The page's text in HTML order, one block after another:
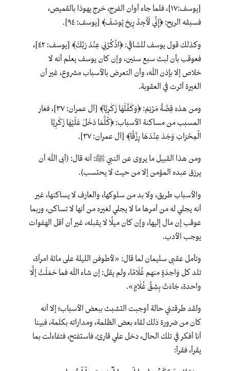
[يوسف:١٧]، فلما جاء أوان الفرج، خرج يهوذا بالقميص،
فسبقه الريح: ﴿إِنِّي لَأَجِدُ رِيحَ يُوسُفَ﴾ [يوسف: ٩٤].
وكذلك قول يوسف للسَّاقي: ﴿اذْكُرْنِي عِنْدَ رَبِّكَ﴾ [يوسف: ٤٢]،
فعوقب بأن لبث سبع سنين، وإن كان يوسف يعلم أنه لا
خلاص إلا بإذن الله، وأن التعرض بالأسباب مشروع، غير أن
الغيرة أثرت في العقوبة.
ومن هذه قِصَّةُ مَرْيَمَ: ﴿وَكَفَّلَهَا زَكَرِيَّا﴾ [آل عمران: ٣٧]، فغار
المسبب من مساكنة الأسباب: ﴿كُلَّمَا دَخَلَ عَلَيْهَا زَكَرِيَّا
الْمِحْرَابَ وَجَدَ عِنْدَهَا رِزْقًا﴾ [آل عمران: ٣٧].
ومن هذا القبيل ما يروى عن النبي ﷺ: أنه قال: (أبى الله أن
يرزق عبده المؤمن إلا من حيث لا يحتسب).
والأسباب طريق، ولا بد من سلوكها، والعارف لا يساكنها، غير
أنه يجلي له من أمرها ما لا يجلي لغيره من أنها لا تساكن، وربما
عوقب إن مال إليها، وإن كان ميلًا لا يقبله، غير أن أقل الهفوات
يوجب الأدب.
وتأمل عقبى سليمان لما قال: «لأطوفن الليلة على مائة امرأة،
تلد كل وَاحِدَةٍ منهم غُلَامًا، ولم يقل: إن شاء الله فما حَمَلَتْ إلَّا
واحدة، جَاءَتْ بِشِقِّ غُلَامٍ».
ولقد طرقتني حالة أوجبت التشبث ببعض الأسباب؛ إلا أنه
كان من ضرورة ذلك لقاء بعض الظلمة، ومداراته بكلمة، فبينا
أنا أفكر في تلك الحال، دخل علي قارئ، فاستفتح، فتفاءلت بما
يقرأ، فقرأ: